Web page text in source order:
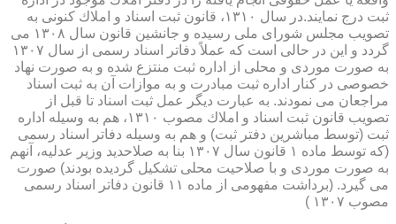
ثبت درج نمایند.در سال ۱۳۱۰، قانون ثبت اسناد و املاك كنونی به
تصویب مجلس شورای ملی رسیده و جانشین قانون سال ۱۳۰۸ می
گردد و این در حالی است كه عملاً دفاتر اسناد رسمی از سال ۱۳۰۷
به صورت موردی و محلی از اداره ثبت منتزع شده و به صورت نهاد
خصوصی در كنار اداره ثبت مبادرت و به موازات آن به ثبت اسناد
مراجعان می نمودند. به عبارت دیگر عمل ثبت اسناد تا قبل از
تصویب قانون ثبت اسناد و املاك مصوب ۱۳۱۰، هم به وسیله اداره
ثبت (توسط مباشرین دفتر ثبت) و هم به وسیله دفاتر اسناد رسمی
(كه توسط ماده ۱ قانون سال ۱۳۰۷ بنا به صلاحدید وزیر عدلیه، آنهم
به صورت موردی و با صلاحیت محلی تشكیل گردیده بودند) صورت
می گیرد. (برداشت مفهومی از ماده ۱۱ قانون دفاتر اسناد رسمی
مصوب ۱۳۰۷ )